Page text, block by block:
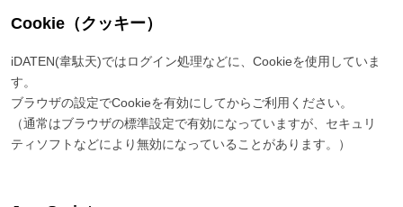
Cookie（クッキー）
iDATEN(韋駄天)ではログイン処理などに、Cookieを使用していま
す。
ブラウザの設定でCookieを有効にしてからご利用ください。
（通常はブラウザの標準設定で有効になっていますが、セキュリ
ティソフトなどにより無効になっていることがあります。）